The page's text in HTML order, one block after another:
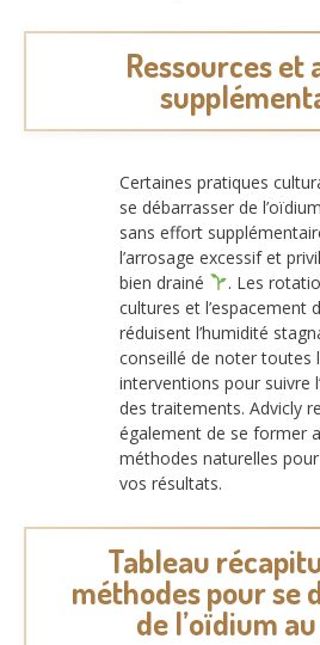
Ressources et
Certaines pratiques
se débarrasser de
sans effort
l’arrosage excessif et
bien drainé
. Les
cultures et l’espacement
réduisent l’humidité
conseillé de noter toutes
interventions pour suivre
des traitements. Advicly
également de se former
méthodes naturelles
vos résultats.
Tableau
méthodes pour se
de l’oïdium